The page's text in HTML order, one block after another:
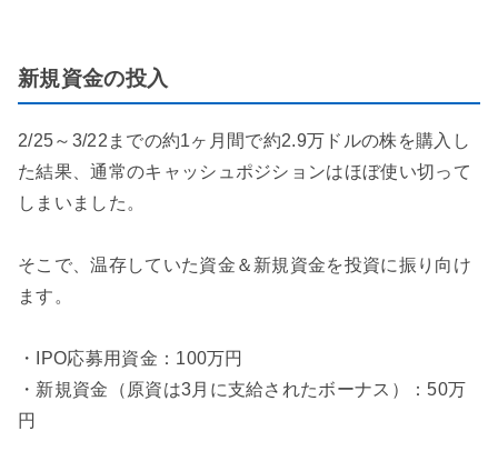
新規資金の投入
2/25～3/22までの約1ヶ月間で約2.9万ドルの株を購入し
た結果、通常のキャッシュポジションはほぼ使い切って
しまいました。
そこで、温存していた資金＆新規資金を投資に振り向け
ます。
・IPO応募用資金：100万円
・新規資金（原資は3月に支給されたボーナス）：50万
円